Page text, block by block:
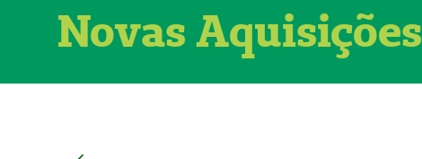
Novas Aquisições